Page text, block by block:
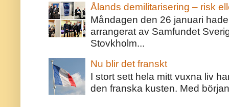
Ålands demilitarisering – risk
Måndagen den 26 januari
arrangerat av Samfundet
Stovkholm...
Nu blir det franskt
I stort sett hela mitt vuxna liv
den franska kusten. Med